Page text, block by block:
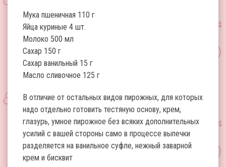
Мука пшеничная 110 г
Яйца куриные 4 шт.
Молоко 500 мл
Сахар 150 г
Сахар ванильный 15 г
Масло сливочное 125 г
В отличие от остальных видов пирожных, для которых
надо отдельно готовить тестяную основу, крем,
глазурь, умное пирожное без всяких дополнительных
усилий с вашей стороны само в процессе выпечки
разделяется на ванильное суфле, нежный заварной
крем и бисквит